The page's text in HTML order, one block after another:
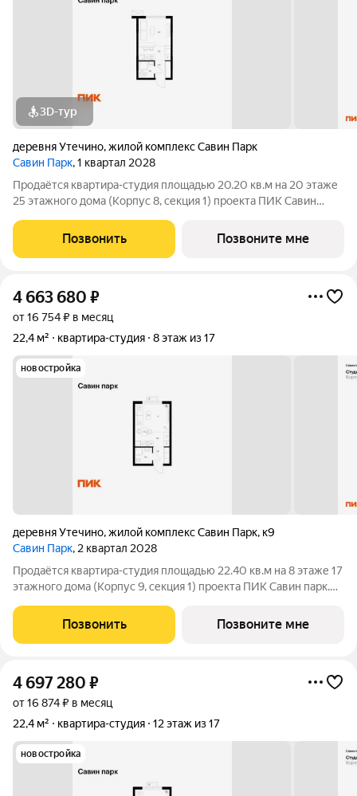
3D-тур
деревня Утечино,жилой комплекс Савин Парк
Савин Парк, 1 квартал 2028
Продаётся квартира-студия площадью 20.20 кв.м на 20 этаже
25 этажного дома (Корпус 8, секция 1) проекта ПИК Савин
функциональная планировка, большие окна, с отделкой. Жилой
квартал «Савин парк»
Позвонить Позвоните мне
4 663 680 ₽
от 16 754 ₽ в месяц
22,4 м²
квартира-студия 8 этаж из 17
новостройка
деревня Утечино,жилой комплекс Савин Парк, к9
Савин Парк, 2 квартал 2028
Продаётся квартира-студия площадью 22.40 кв.м на 8 этаже 17
этажного дома (Корпус 9, секция 1) проекта ПИК Савин парк.
функциональная планировка, большие окна, с отделкой. Жилой
квартал «Савин парк»
Позвонить Позвоните мне
4 697 280 ₽
от 16 874 ₽ в месяц
22,4 м²
квартира-студия 12 этаж из 17
новостройка